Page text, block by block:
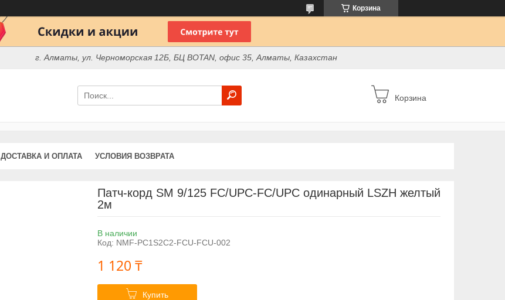
Корзина
г. Алматы, ул. Черноморская 12Б, БЦ BOTAN, офис 35, Алматы, Казахстан
Корзина
ДОСТАВКА И ОПЛАТА УСЛОВИЯ ВОЗВРАТА
Патч-корд SM 9/125 FC/UPC-FC/UPC одинарный LSZH желтый
2м
В наличии
Код: NMF-PC1S2C2-FCU-FCU-002
1 120 ₸
Купить